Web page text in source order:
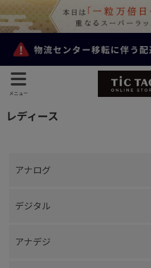
メニュー
レディース
アナログ
デジタル
アナデジ